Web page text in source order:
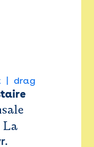
drag
La